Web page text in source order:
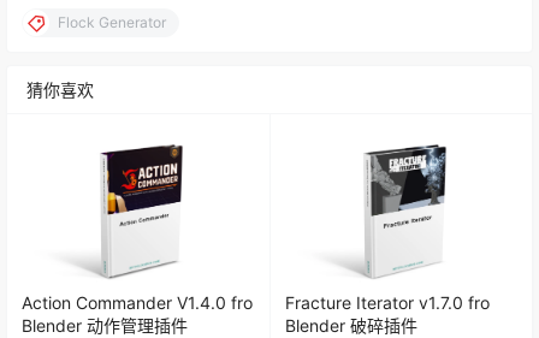
Flock Generator
猜你喜欢
Action Commander V1.4.0 fro
Blender 动作管理插件
Fracture Iterator v1.7.0 fro
Blender 破碎插件